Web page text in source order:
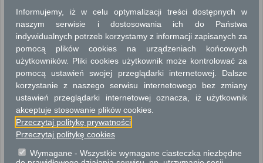
BEZPIECZEŃSTWO I ZARZĄDZANIE KRYZYSOWE
DROGOWNICTWO
DZIAŁALNOŚĆ GOSPODARCZA
GEODEZJA I KARTOGRAFIA
GEODEZJA I KATASTER
GOSPODARKA NIERUCHOMOŚCIAMI
GOSPODARKA WODNO - ŚCIEKOWA
Informujemy, iż w celu optymalizacji treści dostępnych w
naszym serwisie i dostosowania ich do Państwa
indywidualnych potrzeb korzystamy z informacji zapisanych za
pomocą plików cookies na urządzeniach końcowych
użytkowników. Pliki cookies użytkownik może kontrolować za
pomocą ustawień swojej przeglądarki internetowej. Dalsze
korzystanie z naszego serwisu internetowego bez zmiany
ustawień przeglądarki internetowej oznacza, iż użytkownik
akceptuje stosowanie plików cookies.
Przeczytaj politykę prywatności
Przeczytaj politykę cookies
Wymagane - Wszystkie wymagane ciasteczka niezbędne